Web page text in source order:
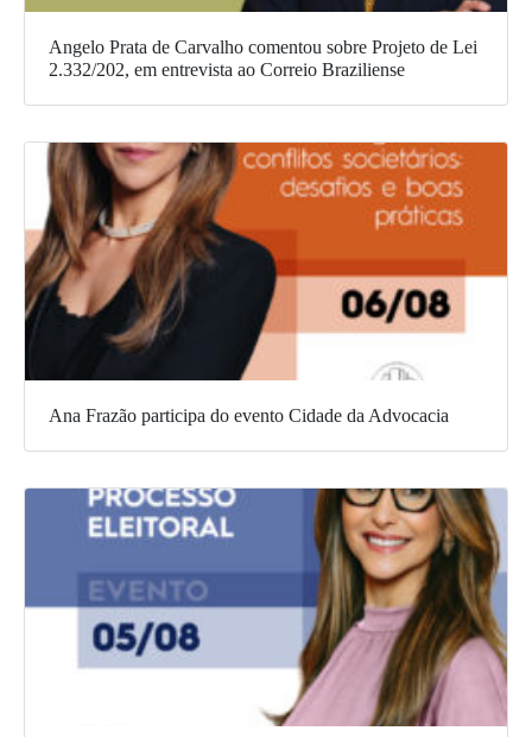
Angelo Prata de Carvalho comentou sobre Projeto de Lei
2.332/202, em entrevista ao Correio Braziliense
Ana Frazão participa do evento Cidade da Advocacia